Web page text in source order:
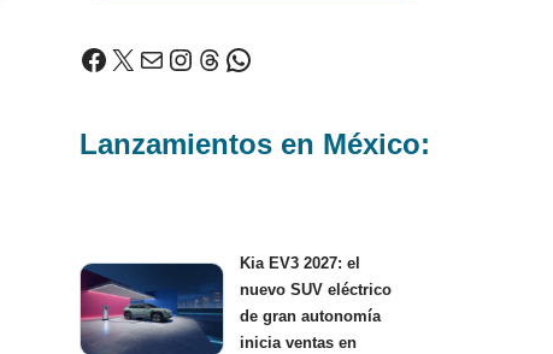
Lanzamientos en México:
Kia EV3 2027: el
nuevo SUV eléctrico
de gran autonomía
inicia ventas en